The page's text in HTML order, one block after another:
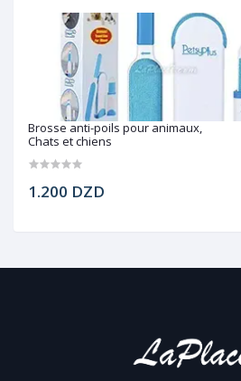
Brosse anti-poils pour animaux,
Chats et chiens
1.200 DZD